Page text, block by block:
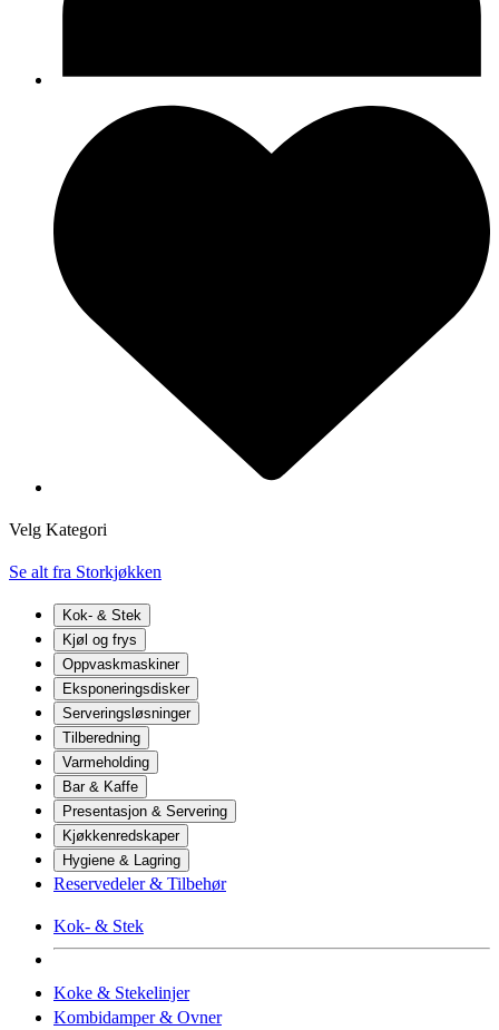
Velg Kategori
Se alt fra Storkjøkken
Kok- & Stek
Kjøl og frys
Oppvaskmaskiner
Eksponeringsdisker
Serveringsløsninger
Tilberedning
Varmeholding
Bar & Kaffe
Presentasjon & Servering
Kjøkkenredskaper
Hygiene & Lagring
Reservedeler & Tilbehør
Kok- & Stek
Koke & Stekelinjer
Kombidamper & Ovner